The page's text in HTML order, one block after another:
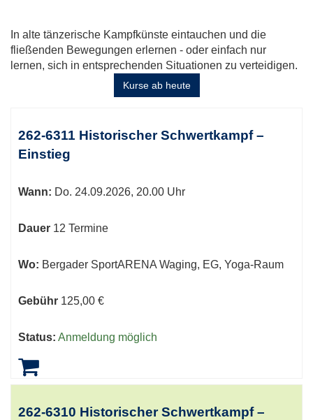
In alte tänzerische Kampfkünste eintauchen und die
fließenden Bewegungen erlernen - oder einfach nur
lernen, sich in entsprechenden Situationen zu verteidigen.
Kurse ab heute
Tabellenüberschriften
sortiert
262-6311 Historischer Schwertkampf –
Einstieg
Wann: Do. 24.09.2026, 20.00 Uhr
Dauer 12 Termine
Wo: Bergader SportARENA Waging, EG, Yoga-Raum
Gebühr 125,00 €
Status: Anmeldung möglich
262-6310 Historischer Schwertkampf –